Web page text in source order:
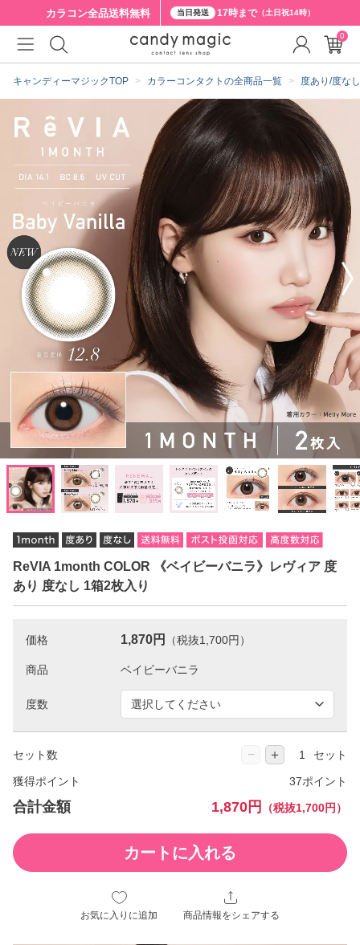
カラコン全品送料無料 当日発送 17時まで（土日祝14時）
キャンディーマジックTOP カラーコンタクトの全商品一覧 度あり/度な
ReVIA 1month COLOR 《ベイビーバニラ》レヴィア 度
あり 度なし 1箱2枚入り
価格 1,870円 （税抜1,700円）
商品
度数
セット数 − ＋ セット
獲得ポイント 37ポイント
合計金額 1,870円 （税抜1,700円）
カートに入れる
お気に入りに追加 商品情報をシェアする
0
クーポン詳細